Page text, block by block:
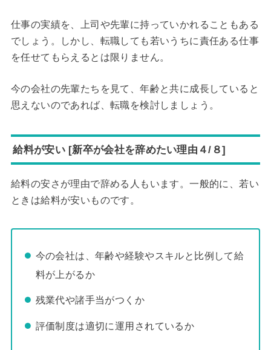
仕事の実績を、上司や先輩に持っていかれることもある
でしょう。しかし、転職しても若いうちに責任ある仕事
を任せてもらえるとは限りません。
今の会社の先輩たちを見て、年齢と共に成長していると
思えないのであれば、転職を検討しましょう。
給料が安い [新卒が会社を辞めたい理由４/８]
給料の安さが理由で辞める人もいます。一般的に、若い
ときは給料が安いものです。
今の会社は、年齢や経験やスキルと比例して給
料が上がるか
残業代や諸手当がつくか
評価制度は適切に運用されているか